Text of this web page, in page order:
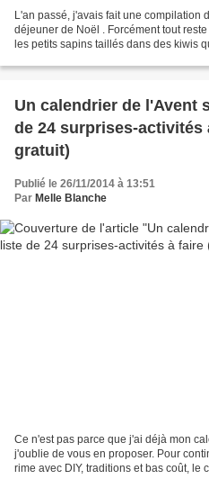
L'an passé, j'avais fait une compilation
déjeuner de Noël . Forcément tout
les petits sapins taillés dans des kiwis
Un calendrier de l'Avent
de 24 surprises-activités
gratuit)
Publié le 26/11/2014 à 13:51
Par Melle Blanche
Ce n'est pas parce que j'ai déjà mon
j'oublie de vous en proposer. Pour
rime avec DIY, traditions et bas coût, le